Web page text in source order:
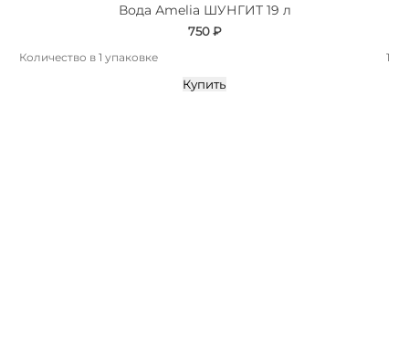
Вода Аmelia ШУНГИТ 19 л
750 ₽
Количество в 1 упаковке 1
Купить